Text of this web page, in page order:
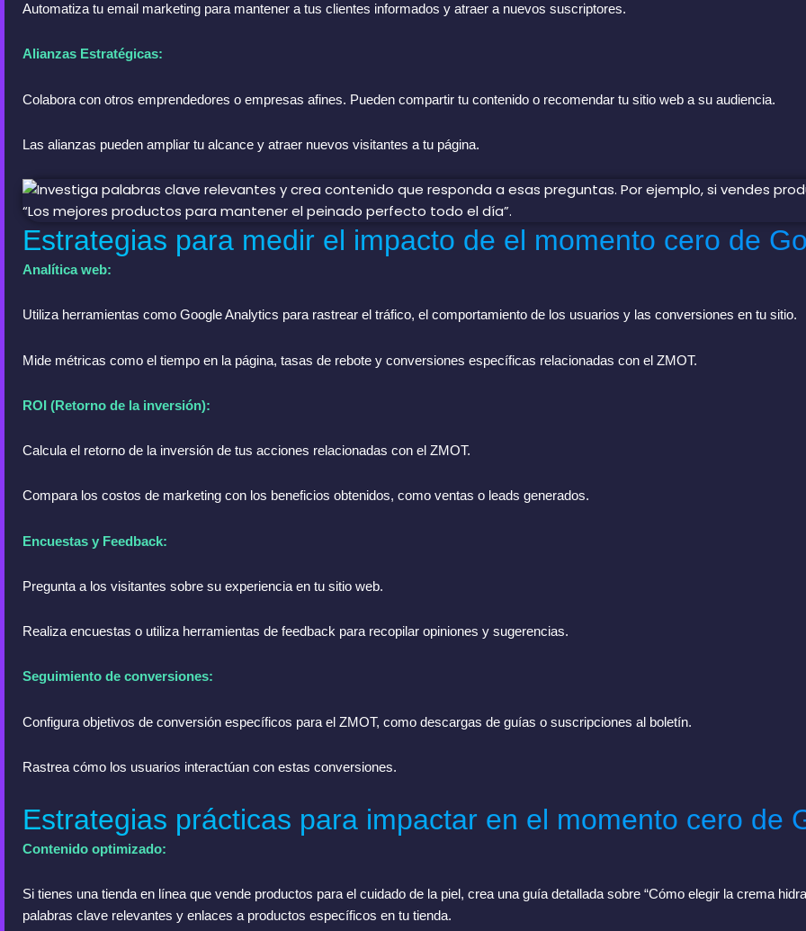
Automatiza tu email marketing para mantener a tus clientes informados y atraer a nuevos suscriptores.
Alianzas Estratégicas:
Colabora con otros emprendedores o empresas afines. Pueden compartir tu contenido o recomendar tu sitio web a su audiencia.
Las alianzas pueden ampliar tu alcance y atraer nuevos visitantes a tu página.
Estrategias para medir el impacto de el momento cero de
Analítica web:
Utiliza herramientas como Google Analytics para rastrear el tráfico, el comportamiento de los usuarios y las conversiones en tu sitio.
Mide métricas como el tiempo en la página, tasas de rebote y conversiones específicas relacionadas con el ZMOT.
ROI (Retorno de la inversión):
Calcula el retorno de la inversión de tus acciones relacionadas con el ZMOT.
Compara los costos de marketing con los beneficios obtenidos, como ventas o leads generados.
Encuestas y Feedback:
Pregunta a los visitantes sobre su experiencia en tu sitio web.
Realiza encuestas o utiliza herramientas de feedback para recopilar opiniones y sugerencias.
Seguimiento de conversiones:
Configura objetivos de conversión específicos para el ZMOT, como descargas de guías o suscripciones al boletín.
Rastrea cómo los usuarios interactúan con estas conversiones.
Estrategias prácticas para impactar en el momento cero de
Contenido optimizado:
Si tienes una tienda en línea que vende productos para el cuidado de la piel, crea una guía detallada sobre “Cómo elegir la crema
palabras clave relevantes y enlaces a productos específicos en tu tienda.